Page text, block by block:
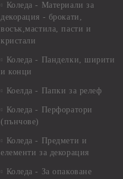
Коледа - Материали за
декорация - брокати,
восък,мастила, пасти и
кристали
Коледа - Панделки, ширити
и конци
Коелда - Папки за релеф
Коледа - Перфоратори
(пънчове)
Коледа - Предмети и
елементи за декорация
Коледа - За опаковане